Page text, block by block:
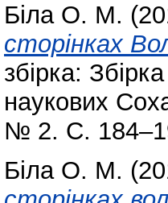
Біла О. М.
сторінках
збірка:
наукових
№ 2. С.
Біла О. М.